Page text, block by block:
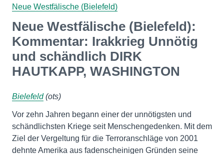
Neue Westfälische (Bielefeld)
Neue Westfälische (Bielefeld):
Kommentar: Irakkrieg Unnötig
und schändlich DIRK
HAUTKAPP, WASHINGTON
Bielefeld(ots)
Vor zehn Jahren begann einer der unnötigsten und
schändlichsten Kriege seit Menschengedenken. Mit dem
Ziel der Vergeltung für die Terroranschläge von 2001
dehnte Amerika aus fadenscheinigen Gründen seine